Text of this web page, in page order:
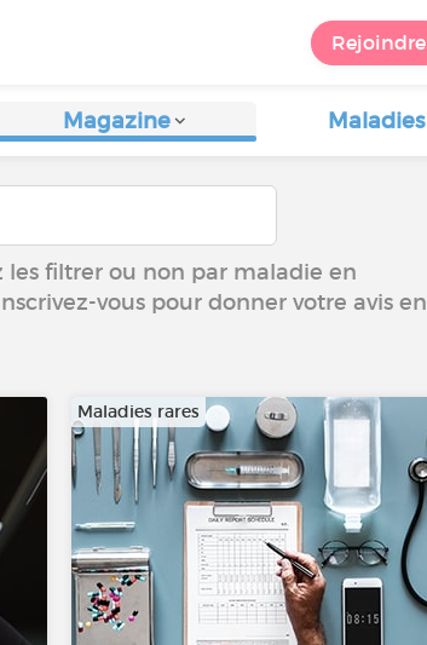
Rejoindre
Magazine Maladies
les filtrer ou non par maladie en
vous pour donner votre avis en
Maladies rares